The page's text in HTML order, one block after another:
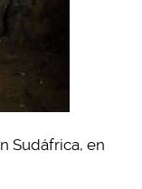
Sudáfrica, en